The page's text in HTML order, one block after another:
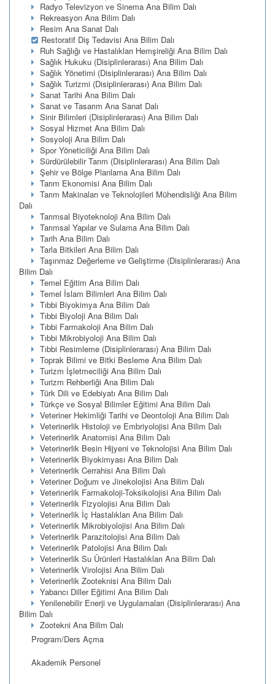
Radyo Televizyon ve Sinema Ana Bilim Dalı
Rekreasyon Ana Bilim Dalı
Resim Ana Sanat Dalı
Restoratif Diş Tedavisi Ana Bilim Dalı
Ruh Sağlığı ve Hastalıkları Hemşireliği Ana Bilim Dalı
Sağlık Hukuku (Disiplinlerarası) Ana Bilim Dalı
Sağlık Yönetimi (Disiplinlerarası) Ana Bilim Dalı
Sağlık Turizmi (Disiplinlerarası) Ana Bilim Dalı
Sanat Tarihi Ana Bilim Dalı
Sanat ve Tasarım Ana Sanat Dalı
Sinir Bilimleri (Disiplinlerarası) Ana Bilim Dalı
Sosyal Hizmet Ana Bilim Dalı
Sosyoloji Ana Bilim Dalı
Spor Yöneticiliği Ana Bilim Dalı
Sürdürülebilir Tarım (Disiplinlerarası) Ana Bilim Dalı
Şehir ve Bölge Planlama Ana Bilim Dalı
Tarım Ekonomisi Ana Bilim Dalı
Tarım Makinaları ve Teknolojileri Mühendisliği Ana Bilim
Dalı
Tarımsal Biyoteknoloji Ana Bilim Dalı
Tarımsal Yapılar ve Sulama Ana Bilim Dalı
Tarih Ana Bilim Dalı
Tarla Bitkileri Ana Bilim Dalı
Taşınmaz Değerleme ve Geliştirme (Disiplinlerarası) Ana
Bilim Dalı
Temel Eğitim Ana Bilim Dalı
Temel İslam Bilimleri Ana Bilim Dalı
Tıbbi Biyokimya Ana Bilim Dalı
Tıbbi Biyoloji Ana Bilim Dalı
Tıbbi Farmakoloji Ana Bilim Dalı
Tıbbi Mikrobiyoloji Ana Bilim Dalı
Tıbbi Resimleme (Disiplinlerarası) Ana Bilim Dalı
Toprak Bilimi ve Bitki Besleme Ana Bilim Dalı
Turizm İşletmeciliği Ana Bilim Dalı
Turizm Rehberliği Ana Bilim Dalı
Türk Dili ve Edebiyatı Ana Bilim Dalı
Türkçe ve Sosyal Bilimler Eğitimi Ana Bilim Dalı
Veteriner Hekimliği Tarihi ve Deontoloji Ana Bilim Dalı
Veterinerlik Histoloji ve Embriyolojisi Ana Bilim Dalı
Veterinerlik Anatomisi Ana Bilim Dalı
Veterinerlik Besin Hijyeni ve Teknolojisi Ana Bilim Dalı
Veterinerlik Biyokimyası Ana Bilim Dalı
Veterinerlik Cerrahisi Ana Bilim Dalı
Veteriner Doğum ve Jinekolojisi Ana Bilim Dalı
Veterinerlik Farmakoloji-Toksikolojisi Ana Bilim Dalı
Veterinerlik Fizyolojisi Ana Bilim Dalı
Veterinerlik İç Hastalıkları Ana Bilim Dalı
Veterinerlik Mikrobiyolojisi Ana Bilim Dalı
Veterinerlik Parazitolojisi Ana Bilim Dalı
Veterinerlik Patolojisi Ana Bilim Dalı
Veterinerlik Su Ürünleri Hastalıkları Ana Bilim Dalı
Veterinerlik Virolojisi Ana Bilim Dalı
Veterinerlik Zooteknisi Ana Bilim Dalı
Yabancı Diller Eğitimi Ana Bilim Dalı
Yenilenebilir Enerji ve Uygulamaları (Disiplinlerarası) Ana
Bilim Dalı
Zootekni Ana Bilim Dalı
Program/Ders Açma
Akademik Personel